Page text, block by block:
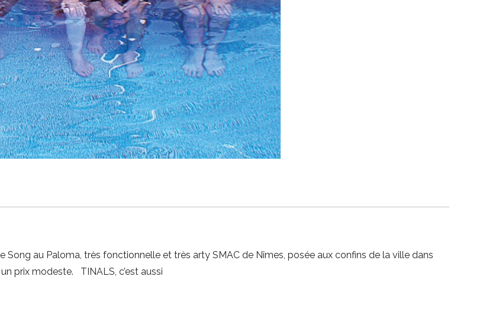
au Paloma, très fonctionnelle et très arty SMAC de Nîmes, posée aux confins de la ville dans
prix modeste. TINALS, c’est aussi